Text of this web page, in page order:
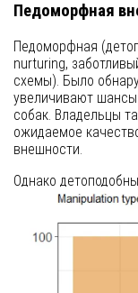
Педоморфная
Педоморфная
nurturing,
схемы). Было
увеличивают шансы
собак. Владельцы
ожидаемое
внешности.
Однако
поведении.
внешностью также